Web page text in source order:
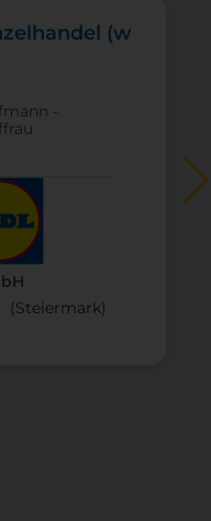
(Steier­mark)
(w
-